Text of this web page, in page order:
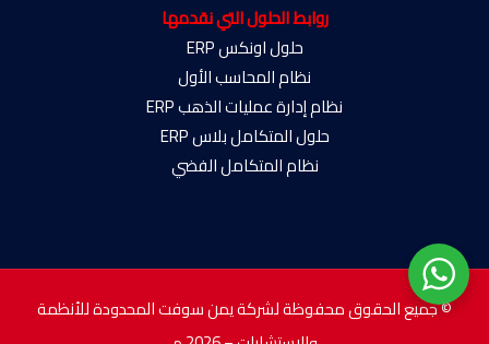
روابط الحلول التي نقدمها
حلول اونكس ERP
نظام المحاسب الأول
نظام إدارة عمليات الذهب ERP
حلول المتكامل بلاس ERP
نظام المتكامل الفضي
© جميع الحقوق محفوظة لشركة يمن سوفت المحدودة للأنظمة